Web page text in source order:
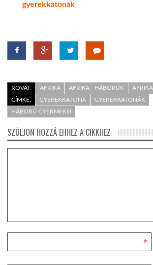
gyerekkatonák
ROVAT: AFRIKA AFRIKA - HÁBORÚK
CÍMKE:
GYEREKKATONA
GYEREKKATONÁK
HÁBORÚ GYERMEKEI
SZÓLJON HOZZÁ EHHEZ A CIKKHEZ
*